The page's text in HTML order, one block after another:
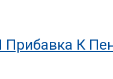
Прибавка К